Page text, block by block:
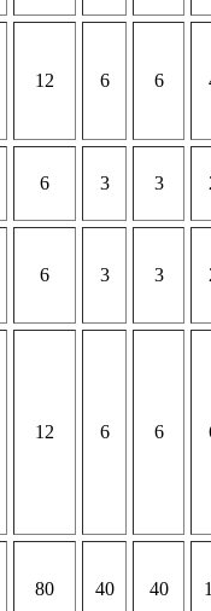
12 6 6
6 3 3
6 3 3
12 6 6
80 40 40